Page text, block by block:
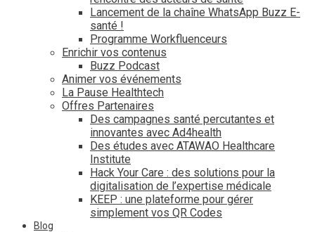
Lancement de la chaîne WhatsApp Buzz E-
santé !
Programme Workfluenceurs
Enrichir vos contenus
Buzz Podcast
Animer vos événements
La Pause Healthtech
Offres Partenaires
Des campagnes santé percutantes et
innovantes avec Ad4health
Des études avec ATAWAO Healthcare
Institute
Hack Your Care : des solutions pour la
digitalisation de l’expertise médicale
KEEP : une plateforme pour gérer
simplement vos QR Codes
Blog